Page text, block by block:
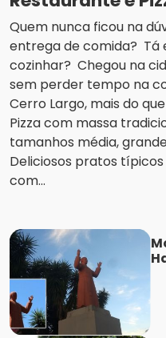
Quem nunca ficou na
entrega de comida? Tá
cozinhar? Chegou na
sem perder tempo na
Cerro Largo, mais do
Pizza com massa
tamanhos média,
Deliciosos pratos
com...